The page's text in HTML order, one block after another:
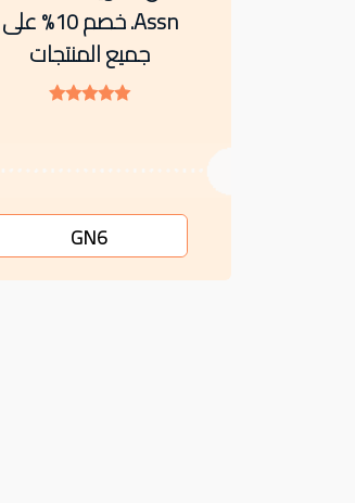
Assn. خصم 10% على
جميع المنتجات
GN6